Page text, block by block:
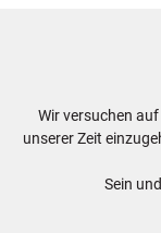
Wir versuchen
unserer Zeit
Sein